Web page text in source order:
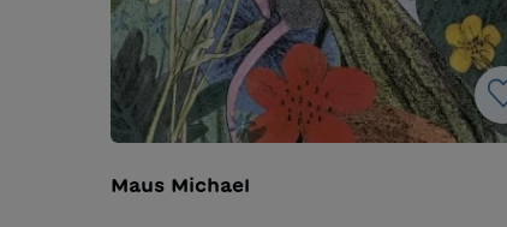
Maus Michael